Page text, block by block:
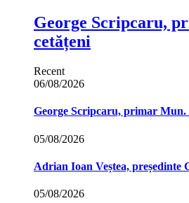
George Scripcaru,
cetățeni
Recent
06/08/2026
George Scripcaru, primar Mun.
05/08/2026
Adrian Ioan Veștea, președinte
05/08/2026